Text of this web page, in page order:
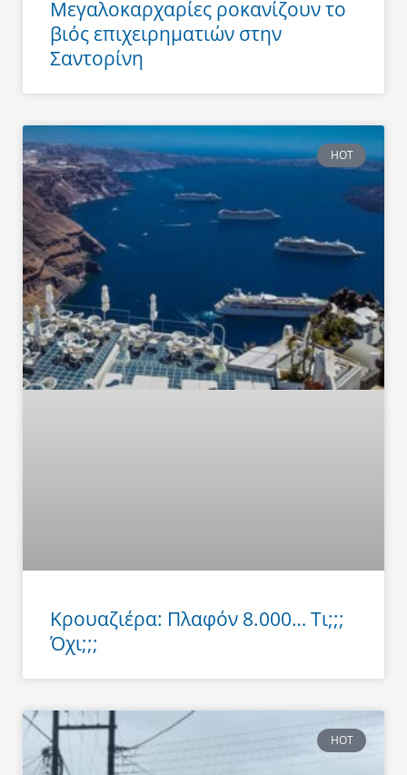
Μεγαλοκαρχαρίες ροκανίζουν το
βιός επιχειρηματιών στην
Σαντορίνη
HOT
Κρουαζιέρα: Πλαφόν 8.000… Τι;;;
Όχι;;;
HOT